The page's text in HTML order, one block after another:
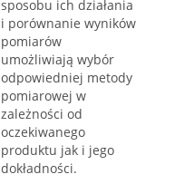
sposobu ich działania
i porównanie wyników
pomiarów
umożliwiają wybór
odpowiedniej metody
pomiarowej w
zależności od
oczekiwanego
produktu jak i jego
dokładności.